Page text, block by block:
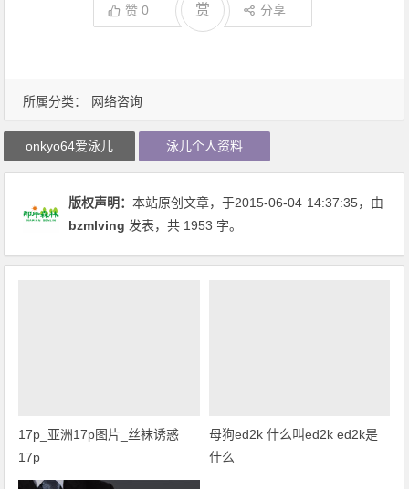
所属分类： 网络咨询
赞0 赏 分享
onkyo64爱泳儿 泳儿个人资料
版权声明：本站原创文章，于2015-06-04 14:37:35，由
bzmlving 发表，共 1953 字。
17p_亚洲17p图片_丝袜诱惑
17p
母狗ed2k 什么叫ed2k ed2k是
什么